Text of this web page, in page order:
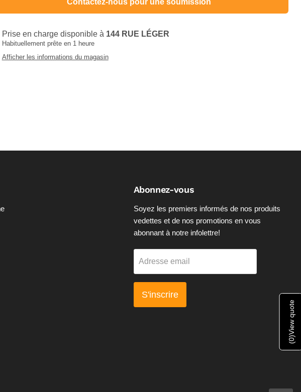
Prise en charge disponible à 144 RUE LÉGER
Habituellement prête en 1 heure
Afficher les informations du magasin
Abonnez-vous
Soyez les premiers informés de nos produits
vedettes et de nos promotions en vous
abonnant à notre infolettre!
Adresse email
S'inscrire
(
0
)
View quote